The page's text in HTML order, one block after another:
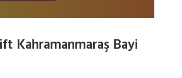
Kahramanmaraş Bayi